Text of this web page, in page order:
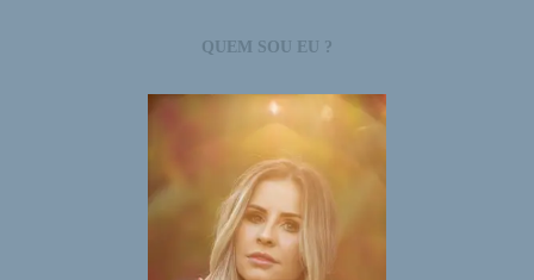
QUEM SOU EU ?